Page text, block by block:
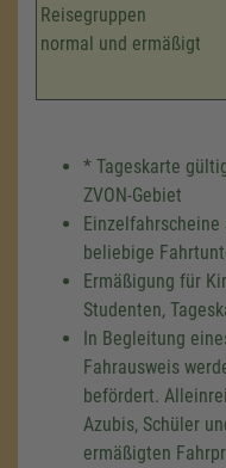
Reisegruppen
normal und ermäßigt
* Tageskarte
ZVON-Gebiet
beliebige
Ermäßigung für
Studenten,
In Begleitung
Fahrausweis
befördert.
Azubis, Schüler
ermäßigten